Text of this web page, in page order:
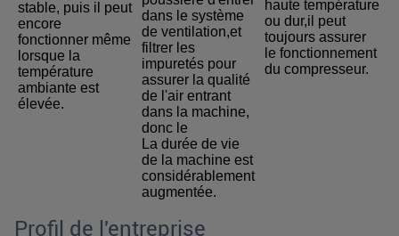
stable, puis il peut
encore
fonctionner même
lorsque la
température
ambiante est
élevée.
dans le système
de ventilation,et
filtrer les
impuretés pour
assurer la qualité
de l'air entrant
dans la machine,
donc le
La durée de vie
de la machine est
considérablement
augmentée.
haute température
ou dur,il peut
toujours assurer
le fonctionnement
du compresseur.
Profil de l'entreprise